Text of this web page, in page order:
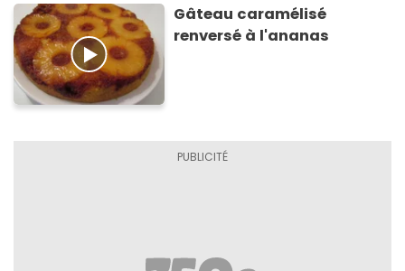
Gâteau caramélisé
renversé à l'ananas